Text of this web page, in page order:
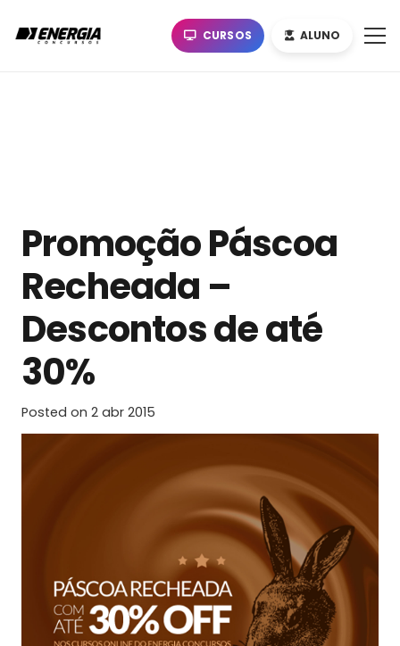
CURSOS ALUNO
Promoção Páscoa
Recheada –
Descontos de até
30%
Posted on 2 abr 2015